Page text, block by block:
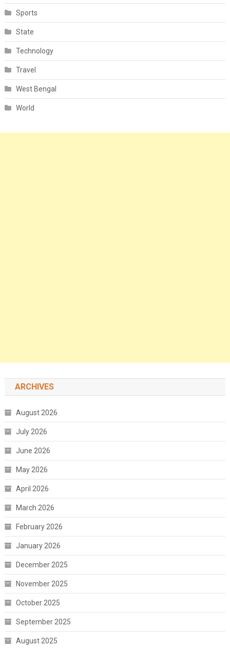
Sports
State
Technology
Travel
West Bengal
World
ARCHIVES
August 2026
July 2026
June 2026
May 2026
April 2026
March 2026
February 2026
January 2026
December 2025
November 2025
October 2025
September 2025
August 2025